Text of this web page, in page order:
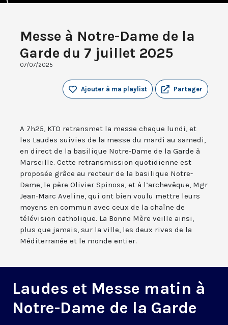
Messe à Notre-Dame de la
Garde du 7 juillet 2025
07/07/2025
Partager
Ajouter à ma playlist
A 7h25, KTO retransmet la messe chaque lundi, et
les Laudes suivies de la messe du mardi au samedi,
en direct de la basilique Notre-Dame de la Garde à
Marseille. Cette retransmission quotidienne est
proposée grâce au recteur de la basilique Notre-
Dame, le père Olivier Spinosa, et à l’archevêque, Mgr
Jean-Marc Aveline, qui ont bien voulu mettre leurs
moyens en commun avec ceux de la chaîne de
télévision catholique. La Bonne Mère veille ainsi,
plus que jamais, sur la ville, les deux rives de la
Méditerranée et le monde entier.
Laudes et Messe matin à
Notre-Dame de la Garde